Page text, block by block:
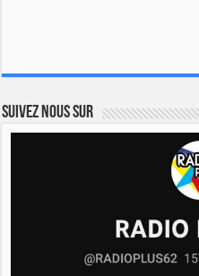
Suivez nous sur